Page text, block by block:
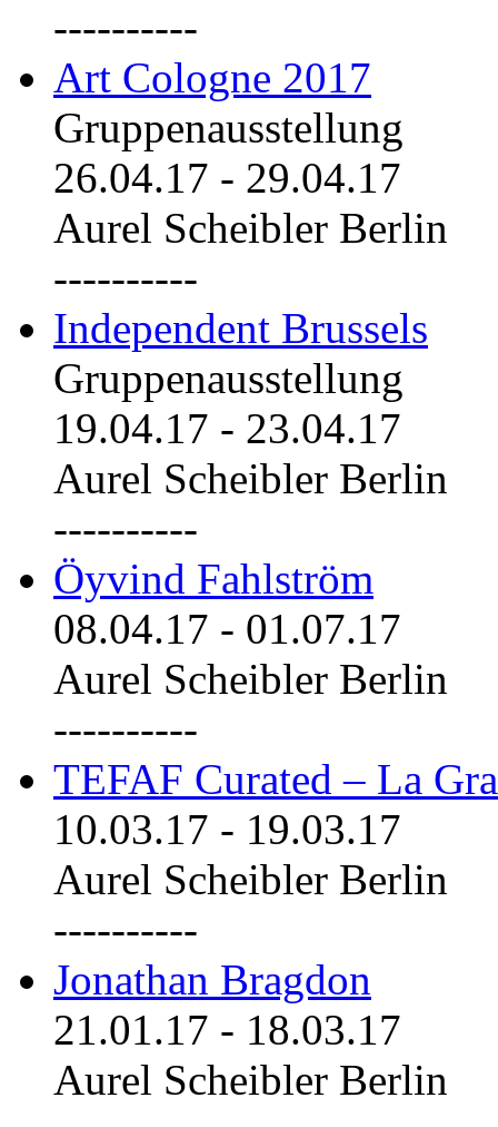
----------
Art Cologne 2017
Gruppenausstellung
26.04.17 - 29.04.17
Aurel Scheibler Berlin
----------
Independent Brussels
Gruppenausstellung
19.04.17 - 23.04.17
Aurel Scheibler Berlin
----------
Öyvind Fahlström
08.04.17 - 01.07.17
Aurel Scheibler Berlin
----------
TEFAF Curated – La
10.03.17 - 19.03.17
Aurel Scheibler Berlin
----------
Jonathan Bragdon
21.01.17 - 18.03.17
Aurel Scheibler Berlin